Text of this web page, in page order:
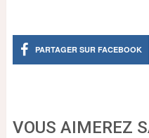
PARTAGER SUR FACEBOOK
VOUS AIMEREZ